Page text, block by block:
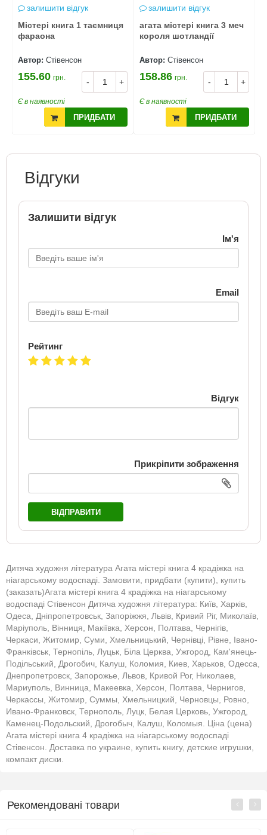
залишити відгук
Містері книга 1 таємниця
фараона
Автор: Стівенсон
- +
155.60 грн.
Є в наявності
ПРИДБАТИ
залишити відгук
агата містері книга 3 меч
короля шотландії
Автор: Стівенсон
- +
158.86 грн.
Є в наявності
ПРИДБАТИ
Відгуки
Залишити відгук
Ім'я
Email
Рейтинг
Відгук
Прикріпити зображення
ВІДПРАВИТИ
Дитяча художня література Агата містері книга 4 крадіжка на
ніагарському водоспаді. Замовити, придбати (купити), купить
(заказать)Агата містері книга 4 крадіжка на ніагарському
водоспаді Стівенсон Дитяча художня література: Київ, Харків,
Одеса, Дніпропетровськ, Запоріжжя, Львів, Кривий Ріг, Миколаїв,
Маріуполь, Вінниця, Макіївка, Херсон, Полтава, Чернігів,
Черкаси, Житомир, Суми, Хмельницький, Чернівці, Рівне, Івано-
Франківськ, Тернопіль, Луцьк, Біла Церква, Ужгород, Кам'янець-
Подільський, Дрогобич, Калуш, Коломия, Киев, Харьков, Одесса,
Днепропетровск, Запорожье, Львов, Кривой Рог, Николаев,
Мариуполь, Винница, Макеевка, Херсон, Полтава, Чернигов,
Черкассы, Житомир, Суммы, Хмельницкий, Черновцы, Ровно,
Ивано-Франковск, Тернополь, Луцк, Белая Церковь, Ужгород,
Каменец-Подольский, Дрогобыч, Калуш, Коломыя. Ціна (цена)
Агата містері книга 4 крадіжка на ніагарському водоспаді
Стівенсон. Доставка по украине, купить книгу, детские игрушки,
компакт диски.
Рекомендовані товари